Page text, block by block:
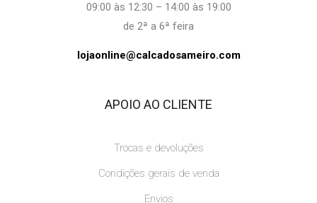
09:00 às 12:30 – 14:00 às 19:00
de 2ª a 6ª feira
lojaonline@calcadosameiro.com
APOIO AO CLIENTE
Trocas e devoluções
Condições gerais de venda
Envios